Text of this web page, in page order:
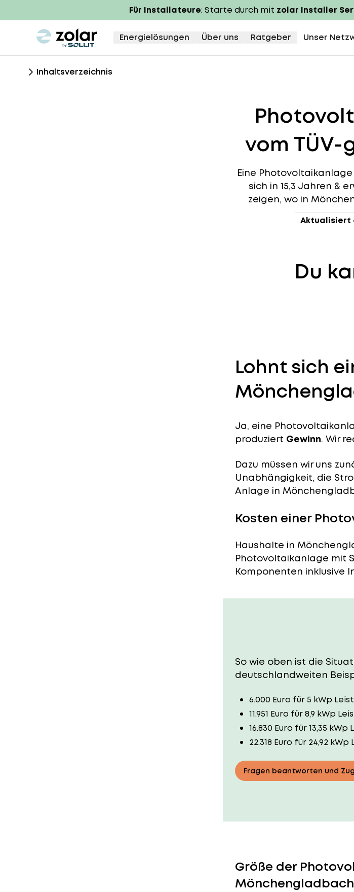
Für Installateure: Starte durch mit zolar Installer
zolar logo Energielösungen Über uns Ratgeber Unser
Inhaltsverzeichnis
vom
Eine
sich in 15,3 Jahren &
zeigen, wo in
Aktualisiert
Du
Lohnt sich
Ja, eine
produziert Gewinn. Wir
Dazu müssen wir uns
Unabhängigkeit, die
Anlage in
Kosten einer
Haushalte in
Photovoltaikanlage mit
Komponenten inklusive
So wie oben ist die
deutschlandweiten
6.000 Euro für 5 kWp
11.951 Euro für 8,9 kWp
16.830 Euro für 13,35 kWp
22.318 Euro für 24,92 kWp
Fragen beantworten und
Größe der
Mönchengladbach